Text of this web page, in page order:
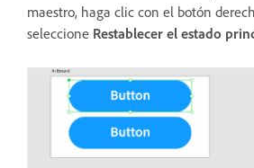
maestro, haga clic con el botón
seleccione Restablecer el estado